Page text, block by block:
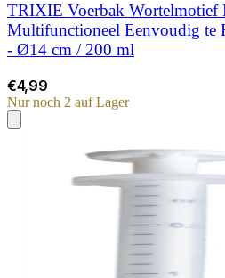
TRIXIE Voerbak Wortelmotief
Multifunctioneel Eenvoudig te
- Ø14 cm / 200 ml
€4,99
Nur noch 2 auf Lager